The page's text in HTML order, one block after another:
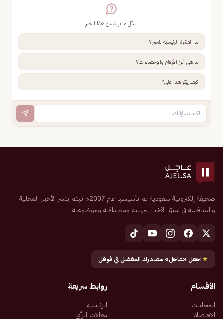
اسأل ما تريد عن هذا الخبر
ما الفكرة الرئيسية للخبر؟
ما هي أبرز الأرقام والإحصاءات؟
كيف يؤثر هذا علي؟
صحيفة إلكترونية سعودية تم تأسيسها عام 2007م تهتم بنشر الأخبار المحلية
والمنافسة في سبق الأخبار بمهنية ومصداقية وموضوعية
★اجعل «عاجل» مصدرك المفضل في قوقل
الأقسام
المحليات
الاقتصاد
روابط سريعة
الرئيسية
مقالات الرأي